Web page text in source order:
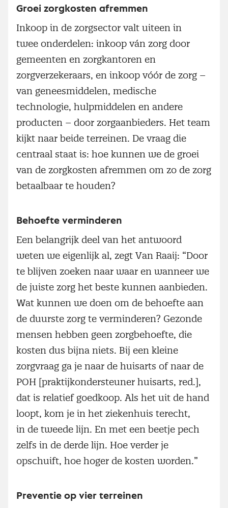
Groei zorgkosten afremmen
Inkoop in de zorgsector valt uiteen in
twee onderdelen: inkoop ván zorg door
gemeenten en zorgkantoren en
zorgverzekeraars, en inkoop vóór de zorg –
van geneesmiddelen, medische
technologie, hulpmiddelen en andere
producten – door zorgaanbieders. Het team
kijkt naar beide terreinen. De vraag die
centraal staat is: hoe kunnen we de groei
van de zorgkosten afremmen om zo de zorg
betaalbaar te houden?
Behoefte verminderen
Een belangrijk deel van het antwoord
weten we eigenlijk al, zegt Van Raaij: “Door
te blijven zoeken naar waar en wanneer we
de juiste zorg het beste kunnen aanbieden.
Wat kunnen we doen om de behoefte aan
de duurste zorg te verminderen? Gezonde
mensen hebben geen zorgbehoefte, die
kosten dus bijna niets. Bij een kleine
zorgvraag ga je naar de huisarts of naar de
POH [praktijkondersteuner huisarts, red.],
dat is relatief goedkoop. Als het uit de hand
loopt, kom je in het ziekenhuis terecht,
in de tweede lijn. En met een beetje pech
zelfs in de derde lijn. Hoe verder je
opschuift, hoe hoger de kosten worden.”
Preventie op vier terreinen